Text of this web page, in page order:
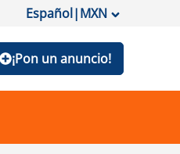
Español|MXN
¡Pon un anuncio!